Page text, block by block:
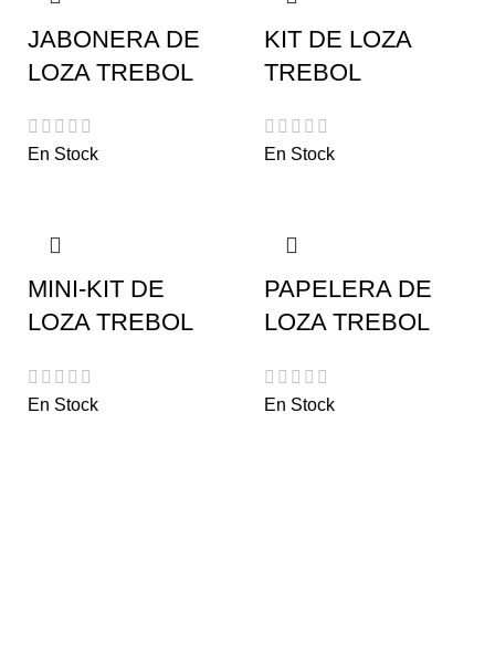
JABONERA DE
LOZA TREBOL
En Stock
KIT DE LOZA
TREBOL
En Stock
MINI-KIT DE
LOZA TREBOL
En Stock
PAPELERA DE
LOZA TREBOL
En Stock